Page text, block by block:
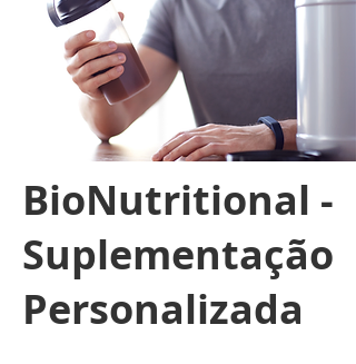
BioNutritional -
Suplementação
Personalizada